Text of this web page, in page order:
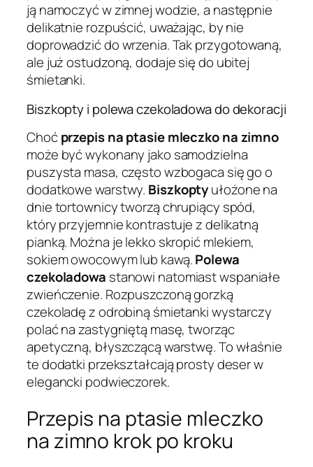
ją namoczyć w zimnej wodzie, a następnie
delikatnie rozpuścić, uważając, by nie
doprowadzić do wrzenia. Tak przygotowaną,
ale już ostudzoną, dodaje się do ubitej
śmietanki.
Biszkopty i polewa czekoladowa do dekoracji
Choćprzepis na ptasie mleczko na zimno
może być wykonany jako samodzielna
puszysta masa, często wzbogaca się go o
dodatkowe warstwy. Biszkoptyułożone na
dnie tortownicy tworzą chrupiący spód,
który przyjemnie kontrastuje z delikatną
pianką. Można je lekko skropić mlekiem,
sokiem owocowym lub kawą.Polewa
czekoladowa stanowi natomiast wspaniałe
zwieńczenie. Rozpuszczoną gorzką
czekoladę z odrobiną śmietanki wystarczy
polać na zastygniętą masę, tworząc
apetyczną, błyszczącą warstwę. To właśnie
te dodatki przekształcają prosty deser w
elegancki podwieczorek.
Przepis na ptasie mleczko
na zimno krok po kroku